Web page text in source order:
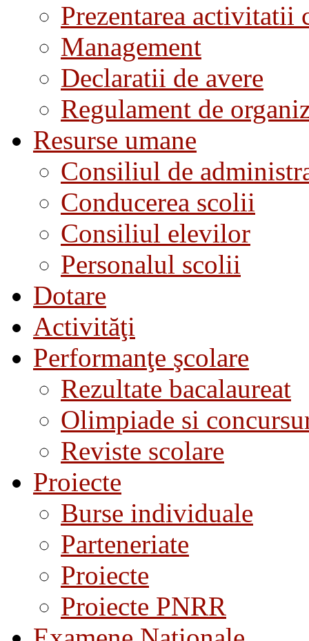
Prezentarea activitatii
Management
Declaratii de avere
Regulament de
Resurse umane
Consiliul de
Conducerea scolii
Consiliul elevilor
Personalul scolii
Dotare
Activităţi
Performanţe şcolare
Rezultate bacalaureat
Olimpiade si
Reviste scolare
Proiecte
Burse individuale
Parteneriate
Proiecte
Proiecte PNRR